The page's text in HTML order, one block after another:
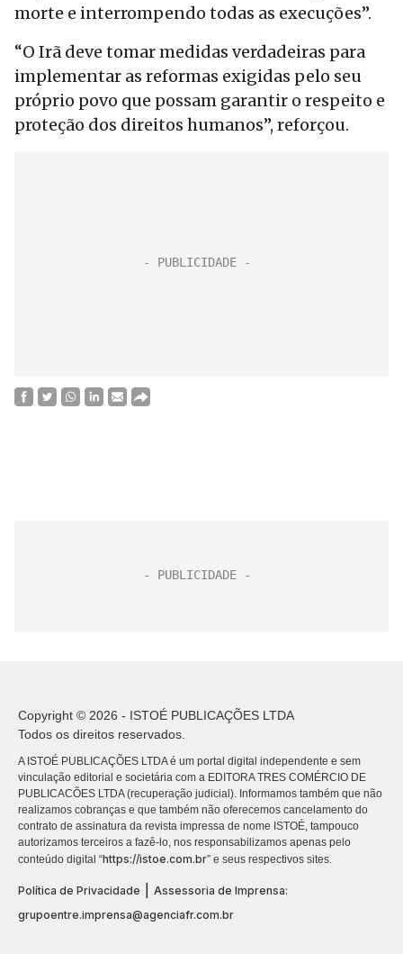
morte e interrompendo todas as execuções”.
“O Irã deve tomar medidas verdadeiras para
implementar as reformas exigidas pelo seu
próprio povo que possam garantir o respeito e
proteção dos direitos humanos”, reforçou.
Copyright © 2026 - ISTOÉ PUBLICAÇÕES LTDA
Todos os direitos reservados.
A ISTOÉ PUBLICAÇÕES LTDA é um portal digital independente e sem
vinculação editorial e societária com a EDITORA TRES COMÉRCIO DE
PUBLICACÕES LTDA (recuperação judicial). Informamos também que não
realizamos cobranças e que também não oferecemos cancelamento do
contrato de assinatura da revista impressa de nome ISTOÉ, tampouco
autorizamos terceiros a fazê-lo, nos responsabilizamos apenas pelo
conteúdo digital “https://istoe.com.br” e seus respectivos sites.
Política de Privacidade
Assessoria de Imprensa:
grupoentre.imprensa@agenciafr.com.br